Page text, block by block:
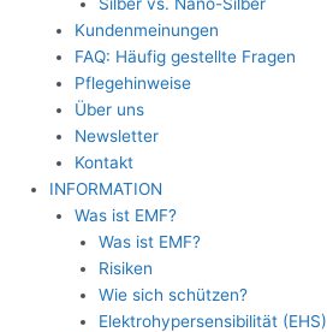
Kundenmeinungen
FAQ: Häufig gestellte Fragen
Pflegehinweise
Über uns
Newsletter
Kontakt
INFORMATION
Was ist EMF?
Was ist EMF?
Risiken
Wie sich schützen?
Elektrohypersensibilität (EHS)